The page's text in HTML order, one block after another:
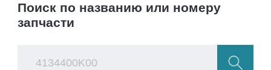
Поиск по названию или номеру
запчасти